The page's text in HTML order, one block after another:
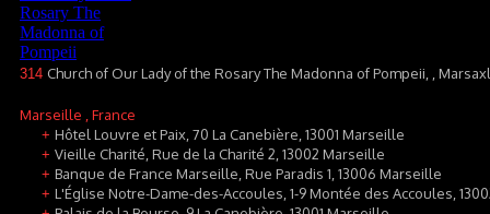
314 Church of Our Lady of the Rosary The Madonna of Pompeii, ,
Marseille , France
+ Hôtel Louvre et Paix, 70 La Canebière, 13001 Marseille
+ Vieille Charité, Rue de la Charité 2, 13002 Marseille
+ Banque de France Marseille, Rue Paradis 1, 13006 Marseille
+ L'Église Notre-Dame-des-Accoules, 1-9 Montée des Accoules,